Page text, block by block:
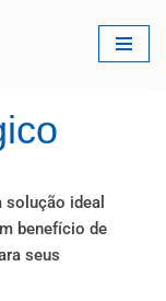
solução ideal
benefício de
seus